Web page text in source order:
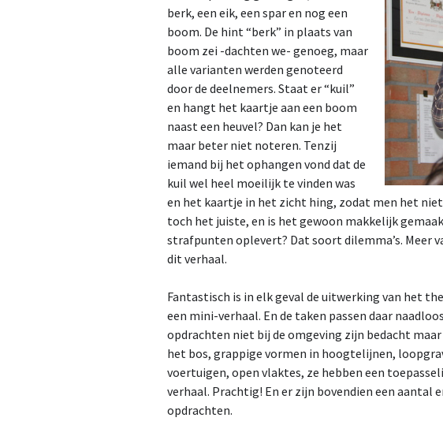
berk, een eik, een spar en nog een
boom. De hint “berk” in plaats van
boom zei -dachten we- genoeg, maar
alle varianten werden genoteerd
door de deelnemers. Staat er “kuil”
en hangt het kaartje aan een boom
naast een heuvel? Dan kan je het
maar beter niet noteren. Tenzij
iemand bij het ophangen vond dat de
kuil wel heel moeilijk te vinden was
en het kaartje in het zicht hing, zodat men het niet
toch het juiste, en is het gewoon makkelijk
strafpunten oplevert? Dat soort dilemma’s. Meer
dit verhaal.
Fantastisch is in elk geval de uitwerking van het
een mini-verhaal. En de taken passen daar
opdrachten niet bij de omgeving zijn bedacht
het bos, grappige vormen in hoogtelijnen,
voertuigen, open vlaktes, ze hebben een
verhaal. Prachtig! En er zijn bovendien een
opdrachten.